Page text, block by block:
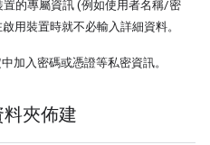
的專屬資訊 (例如使用者名稱/密
用裝置時就不必輸入詳細資料。
加入密碼或憑證等私密資訊。
夾佈建